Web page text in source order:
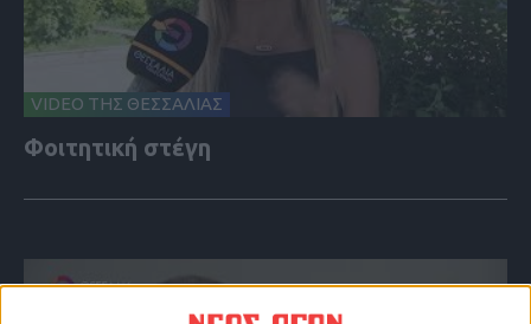
VIDEO ΤΗΣ ΘΕΣΣΑΛΙΑΣ
Φοιτητική στέγη